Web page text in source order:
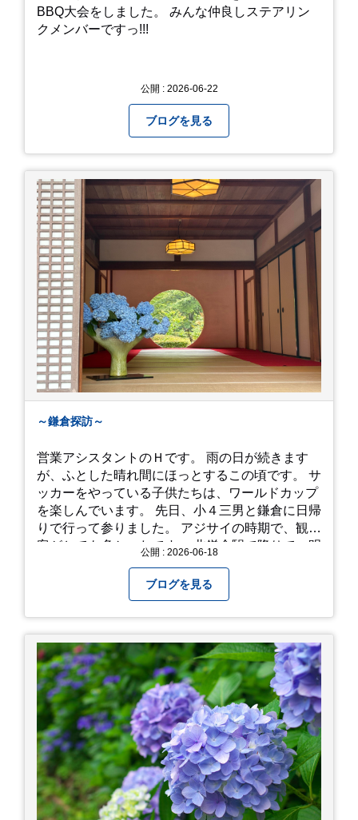
BBQ大会をしました。 みんな仲良しステアリン
クメンバーですっ!!!
公開 : 2026-06-22
ブログを見る
～鎌倉探訪～
営業アシスタントのＨです。 雨の日が続きます
が、ふとした晴れ間にほっとするこの頃です。 サ
ッカーをやっている子供たちは、ワールドカップ
を楽しんでいます。 先日、小４三男と鎌倉に日帰
りで行って参りました。 アジサイの時期で、観光
客がとても多かったです。 北鎌倉駅で降りて、明
器を購入⇒お昼ご飯⇒鶴岡八幡宮⇒江ノ電で大仏
へ。 江ノ島は時間切れで断念！ 明月院のアジサ
イは白にフチが紫のが特に素敵だと思いました。
中１次男が小学校の修学旅行で鎌倉に行った時に
お昼を食べてお勧めという「玉子焼おざわ」のだ
し巻き卵はとてもおいしかったです。 鶴岡八幡宮
のハスは時期が早かったですが、来月は見事だろ
うなぁ。 それでは、皆さん、梅雨冷えの日もござ
いますが、お元気でお過ごし下さい。
公開 : 2026-06-18
ブログを見る